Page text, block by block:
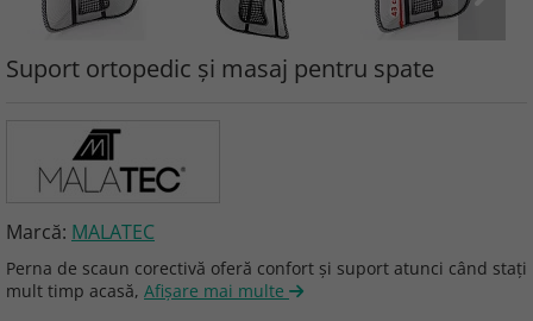
Suport ortopedic și masaj pentru spate
Marcă: MALATEC
Perna de scaun corectivă oferă confort și suport atunci când stați
mult timp acasă, Afişare mai multe